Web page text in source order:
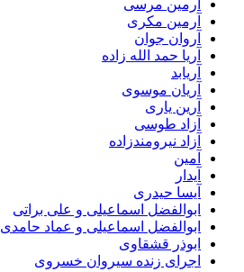
آرمین مرسی
آرمین مکری
آروان جوان
آریا حمد الله زاده
آریابد
آریان موسوی
آرین یاری
آزاد طوسی
آزاد نیرومندزاده
آمین
آیدار
آیسا حیدری
ابوالفضل اسماعیلی و علی براتی
ابوالفضل اسماعیلی و عماد حامدی
ابوذر قشقاوی
اجرای زنده سیروان خسروی